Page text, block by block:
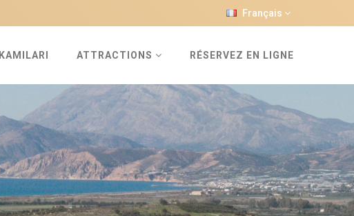
Français
KAMILARI ATTRACTIONS RÉSERVEZ EN LIGNE